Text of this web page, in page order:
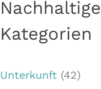
a
c
:
Nachhaltige
Kategorien
Unterkunft (42)